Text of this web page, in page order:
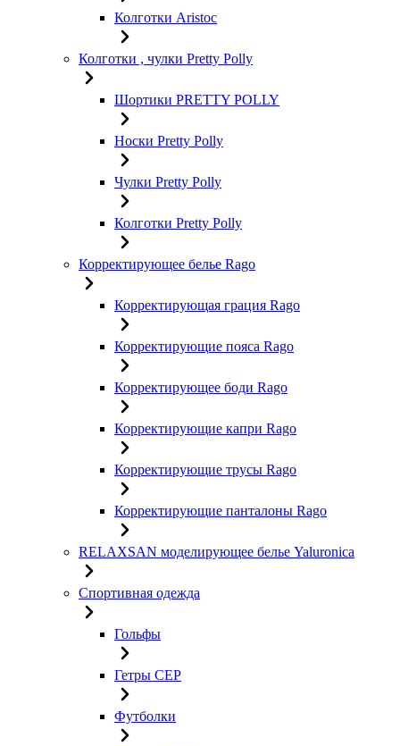
Колготки Aristoc
Колготки , чулки Pretty Polly
Шортики PRETTY POLLY
Носки Pretty Polly
Чулки Pretty Polly
Колготки Pretty Polly
Корректирующее белье Rago
Корректирующая грация Rago
Корректирующие пояса Rago
Корректирующее боди Rago
Корректирующие капри Rago
Корректирующие трусы Rago
Корректирующие панталоны Rago
RELAXSAN моделирующее белье Yaluroniсa
Спортивная одежда
Гольфы
Гетры CEP
Футболки